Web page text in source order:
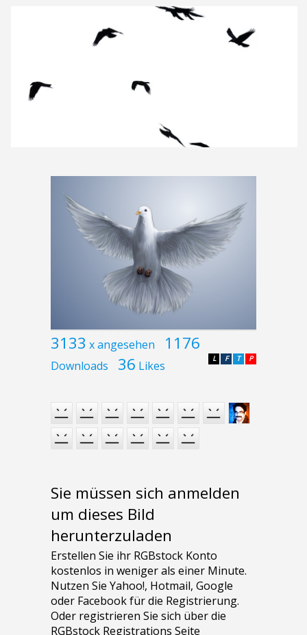
3133 x angesehen 1176
Downloads 36 Likes P
T
F
L
Sie müssen sich anmelden
um dieses Bild
herunterzuladen